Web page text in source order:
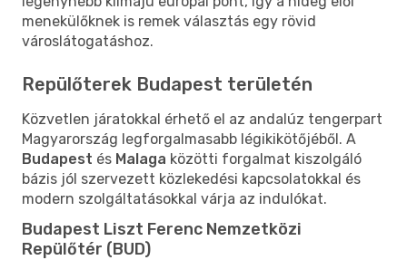
menekülőknek is remek választás egy rövid
városlátogatáshoz.
Repülőterek Budapest területén
Közvetlen járatokkal érhető el az andalúz tengerpart
Magyarország legforgalmasabb légikikötőjéből. A
Budapest és Malaga közötti forgalmat kiszolgáló
bázis jól szervezett közlekedési kapcsolatokkal és
modern szolgáltatásokkal várja az indulókat.
Budapest Liszt Ferenc Nemzetközi
Repülőtér (BUD)